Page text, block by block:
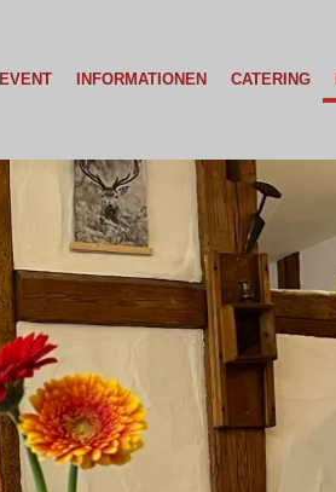
EVENT INFORMATIONEN CATERING